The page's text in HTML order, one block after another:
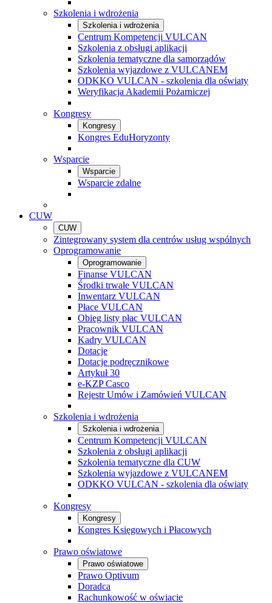
Szkolenia i wdrożenia
Szkolenia i wdrożenia
Centrum Kompetencji VULCAN
Szkolenia z obsługi aplikacji
Szkolenia tematyczne dla samorządów
Szkolenia wyjazdowe z VULCANEM
ODKKO VULCAN - szkolenia dla oświaty
Weryfikacja Akademii Pożarniczej
Kongresy
Kongresy
Kongres EduHoryzonty
Wsparcie
Wsparcie
Wsparcie zdalne
CUW
CUW
Zintegrowany system dla centrów usług wspólnych
Oprogramowanie
Oprogramowanie
Finanse VULCAN
Środki trwałe VULCAN
Inwentarz VULCAN
Płace VULCAN
Obieg listy płac VULCAN
Pracownik VULCAN
Kadry VULCAN
Dotacje
Dotacje podręcznikowe
Artykuł 30
e-KZP Casco
Rejestr Umów i Zamówień VULCAN
Szkolenia i wdrożenia
Szkolenia i wdrożenia
Centrum Kompetencji VULCAN
Szkolenia z obsługi aplikacji
Szkolenia tematyczne dla CUW
Szkolenia wyjazdowe z VULCANEM
ODKKO VULCAN - szkolenia dla oświaty
Kongresy
Kongresy
Kongres Księgowych i Płacowych
Prawo oświatowe
Prawo oświatowe
Prawo Optivum
Doradca
Rachunkowość w oświacie